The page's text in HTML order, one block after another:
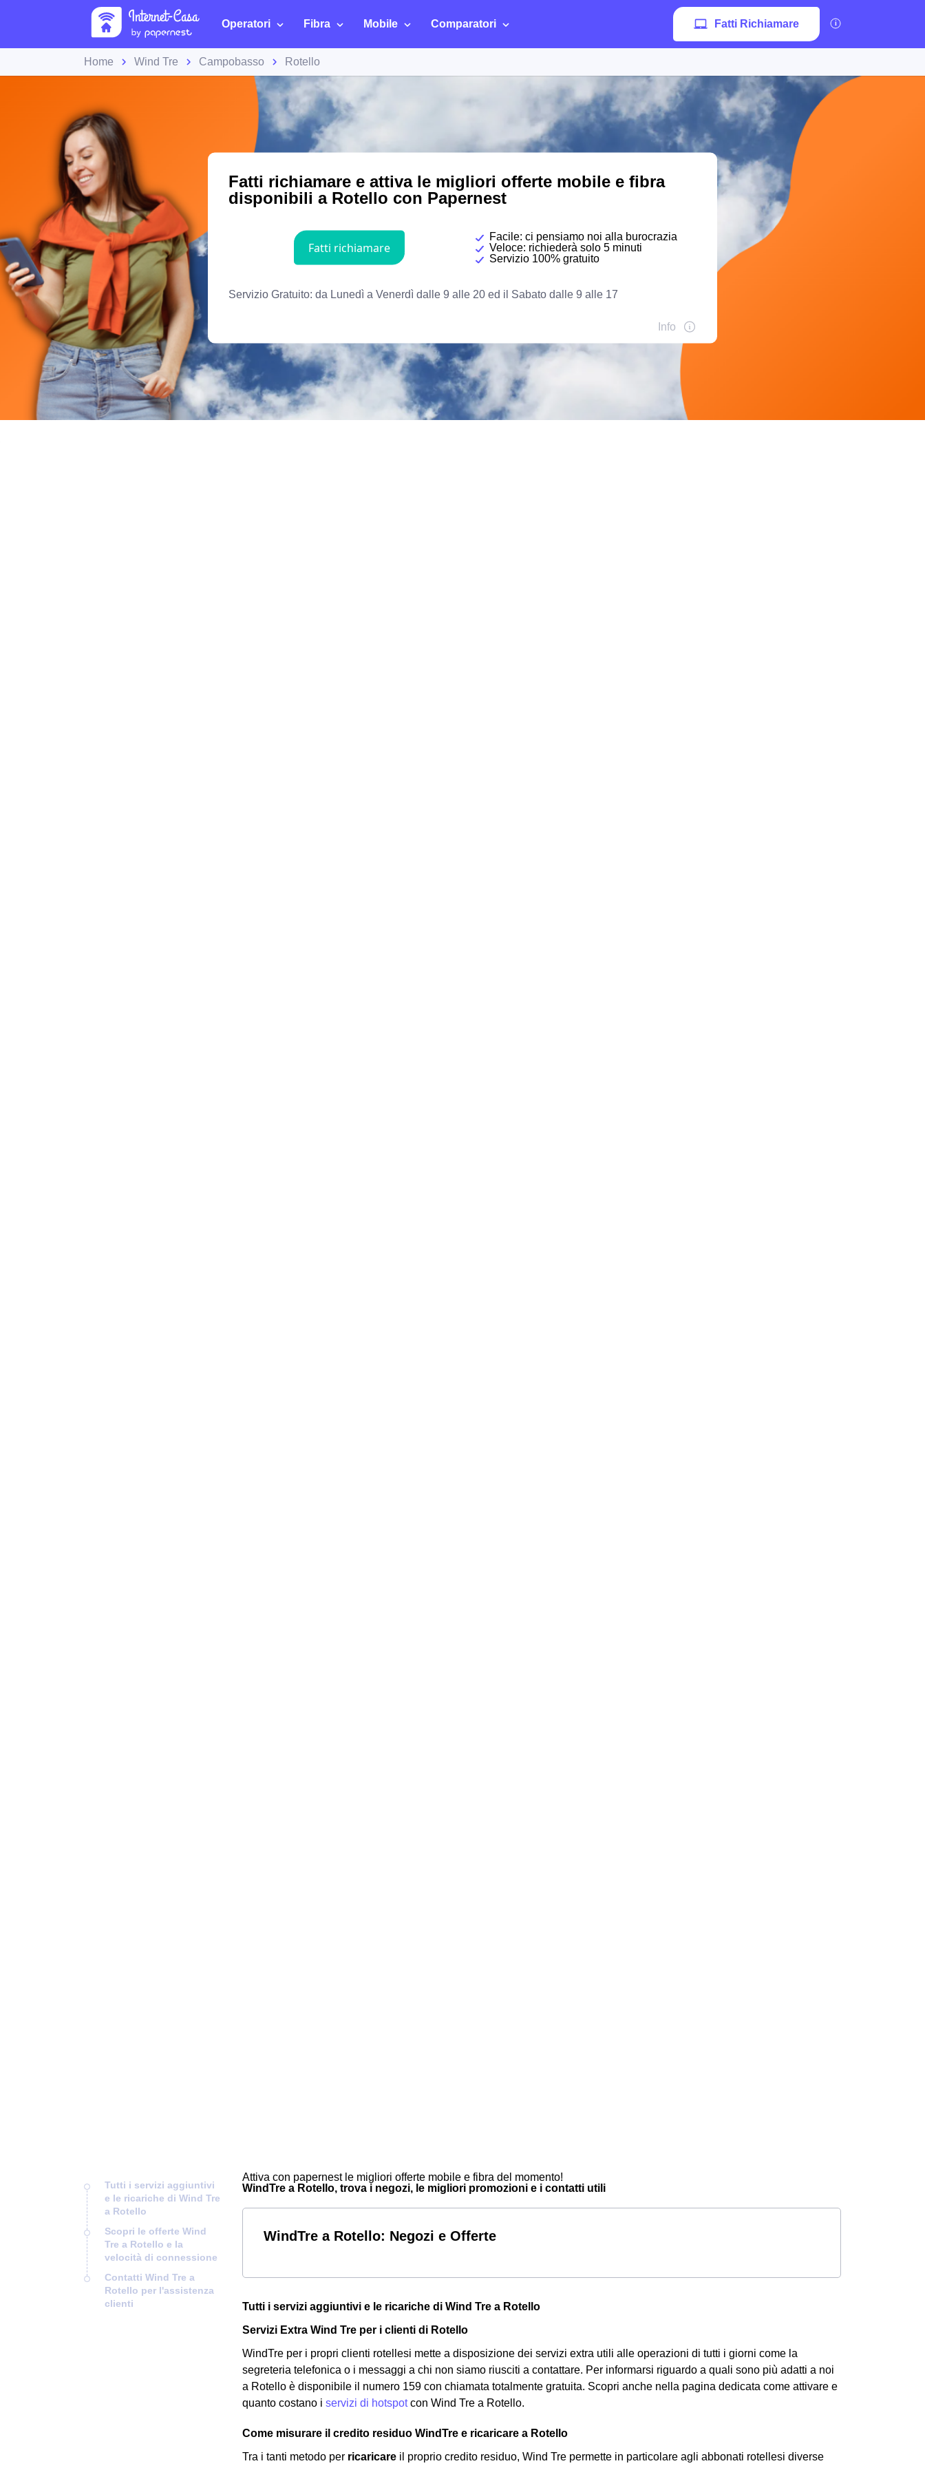
Operatori Fibra Mobile Comparatori Fatti Richiamare
Home Wind Tre Campobasso Rotello
Tutti i servizi aggiuntivi
e le ricariche di Wind Tre
a Rotello
Scopri le offerte Wind
Tre a Rotello e la
velocità di connessione
Contatti Wind Tre a
Rotello per l'assistenza
clienti
Attiva con papernest le migliori offerte mobile e fibra del momento!
WindTre a Rotello, trova i negozi, le migliori promozioni e i contatti utili
WindTre a Rotello: Negozi e Offerte
Tutti i servizi aggiuntivi e le ricariche di Wind Tre a Rotello
Servizi Extra Wind Tre per i clienti di Rotello
WindTre per i propri clienti rotellesi mette a disposizione dei servizi extra utili alle operazioni di tutti i giorni come la
segreteria telefonica o i messaggi a chi non siamo riusciti a contattare. Per informarsi riguardo a quali sono più adatti a noi
a Rotello è disponibile il numero 159 con chiamata totalmente gratuita. Scopri anche nella pagina dedicata come attivare e
quanto costano i servizi di hotspotcon Wind Tre a Rotello.
Come misurare il credito residuo WindTre e ricaricare a Rotello
Tra i tanti metodo per ricaricare il proprio credito residuo, Wind Tre permette in particolare agli abbonati rotellesi diverse